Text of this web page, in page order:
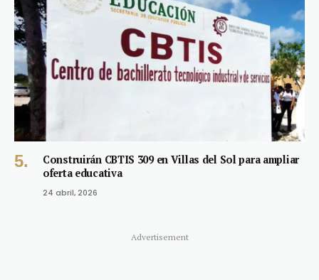
Construirán CBTIS 309 en Villas del Sol para ampliar
oferta educativa
24 abril, 2026
Advertisement